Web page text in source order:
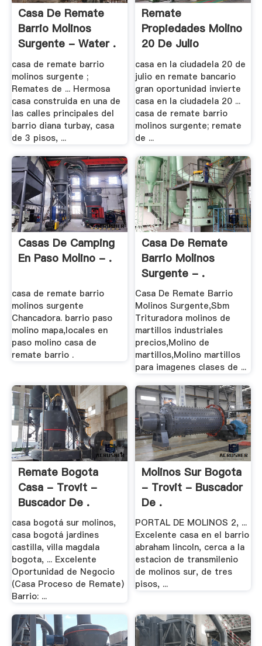
Casa De Remate
Barrio Molinos
Surgente - Water .
casa de remate barrio
molinos surgente ;
Remates de ... Hermosa
casa construida en una de
las calles principales del
barrio diana turbay, casa
de 3 pisos, ...
Remate
Propiedades Molino
20 De Julio
casa en la ciudadela 20 de
julio en remate bancario
gran oportunidad invierte
casa en la ciudadela 20 ...
casa de remate barrio
molinos surgente; remate
de ...
Casas De Camping
En Paso Molino - .
casa de remate barrio
molinos surgente
Chancadora. barrio paso
molino mapa,locales en
paso molino casa de
remate barrio .
Casa De Remate
Barrio Molinos
Surgente - .
Casa De Remate Barrio
Molinos Surgente,Sbm
Trituradora molinos de
martillos industriales
precios,Molino de
martillos,Molino martillos
para imagenes clases de ...
Remate Bogota
Casa - Trovit -
Buscador De .
casa bogotá sur molinos,
casa bogotá jardines
castilla, villa magdala
bogota, ... Excelente
Oportunidad de Negocio
(Casa Proceso de Remate)
Barrio: ...
Molinos Sur Bogota
- Trovit - Buscador
De .
PORTAL DE MOLINOS 2, ...
Excelente casa en el barrio
abraham lincoln, cerca a la
estacion de transmilenio
de molinos sur, de tres
pisos, ...